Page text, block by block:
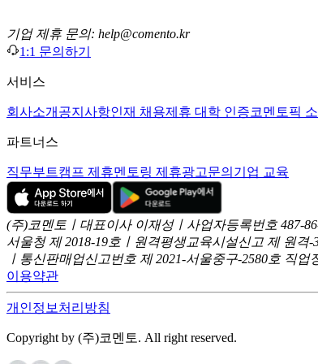
기업 제휴 문의: help@comento.kr
1:1 문의하기
서비스
회사소개 공지사항인재 채용제휴 대학 인증코멘토픽
파트너스
직무부트캠프 제휴멘토링 제휴광고문의 기업 교육
(주)코멘토ㅣ대표이사 이재성ㅣ사업자등록번호 487-
서울청 제 2018-19호ㅣ원격평생교육시설신고 제 원격-
ㅣ통신판매업신고번호 제 2021-서울중구-2580호 직업
이용약관
개인정보처리방침
Copyright by (주)코멘토. All right reserved.